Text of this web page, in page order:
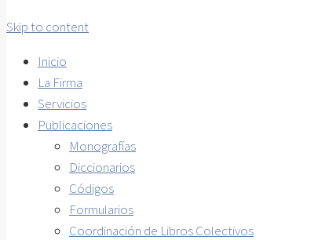
Skip to content
Inicio
La Firma
Servicios
Publicaciones
Monografías
Diccionarios
Códigos
Formularios
Coordinación de Libros Colectivos